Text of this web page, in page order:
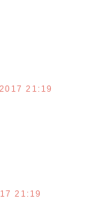
21:19
21:19